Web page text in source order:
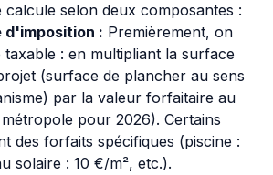
calcule selon deux composantes :
d'imposition : Premièrement, on
taxable : en multipliant la surface
(surface de plancher au sens
par la valeur forfaitaire au
pour 2026). Certains
des forfaits spécifiques (piscine :
solaire : 10 €/m², etc.).